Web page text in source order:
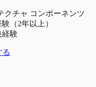
クチャ コンポーネンツ
（2年以上）
経験
る